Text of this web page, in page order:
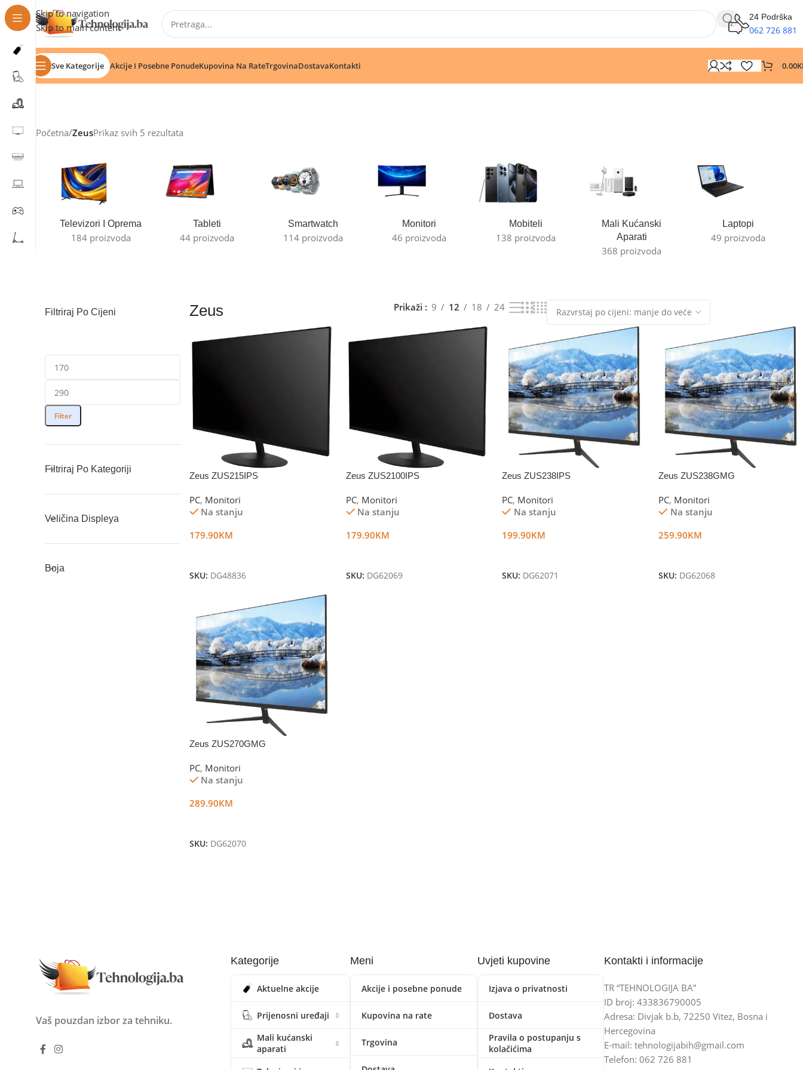
Skip to navigation
Skip to main content
24 Podrška
062 726 881
Sve Kategorije Akcije I Posebne PonudeKupovina Na RateTrgovinaDostavaKontakti 0.00
Početna/ZeusPrikaz svih 5 rezultata
Televizori I Oprema
184 proizvoda
Tableti
44 proizvoda
Smartwatch
114 proizvoda
Monitori
46 proizvoda
Mobiteli
138 proizvoda
Mali Kućanski
Aparati
368 proizvoda
Laptopi
49 proizvoda
Filtriraj Po Cijeni
Filter
Filtriraj Po Kategoriji
Veličina Displeya
Boja
Zeus Prikaži 9 12 18 24
Zeus ZUS215IPS
PC, Monitori
Na stanju
179.90KM
SKU: DG48836
Zeus ZUS2100IPS
PC, Monitori
Na stanju
179.90KM
SKU: DG62069
Zeus ZUS238IPS
PC, Monitori
Na stanju
199.90KM
SKU: DG62071
Zeus ZUS238GMG
PC, Monitori
Na stanju
259.90KM
SKU: DG62068
Zeus ZUS270GMG
PC, Monitori
Na stanju
289.90KM
SKU: DG62070
Vaš pouzdan izbor za tehniku.
Kategorije
Aktuelne akcije
Prijenosni uređaji
Mali kućanski
aparati
Meni
Akcije i posebne ponude
Kupovina na rate
Trgovina
Uvjeti kupovine
Izjava o privatnosti
Dostava
Pravila o postupanju s
kolačićima
Kontakti i informacije
TR “TEHNOLOGIJA BA”
ID broj: 433836790005
Adresa: Divjak b.b, 72250 Vitez, Bosna i
Hercegovina
E-mail: tehnologijabih@gmail.com
Telefon: 062 726 881